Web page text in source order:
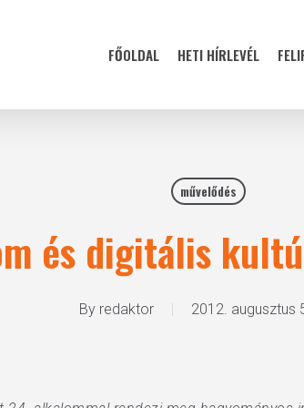
FŐOLDAL HETI HÍRLEVÉL
művelődés
és digitális
By redaktor 2012. augusztus